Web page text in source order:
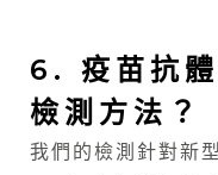
6. 疫苗抗
檢測方法？
我們的檢測針對新